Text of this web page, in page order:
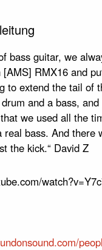
bass guitar, we
RMX16 and
to extend the tail of
and a bass,
we used all the
real bass. And there
the kick.“ David Z